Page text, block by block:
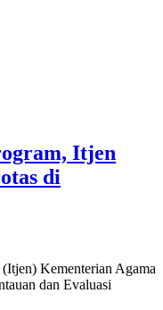
Itjen
di
Kementerian Agama
dan Evaluasi